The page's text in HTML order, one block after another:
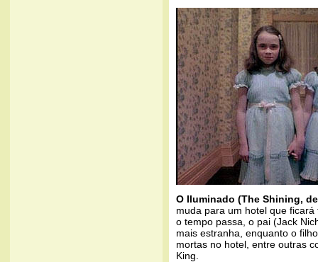
O Iluminado (The Shining,
muda para um hotel que
o tempo passa, o pai (Jack
mais estranha, enquanto o
mortas no hotel, entre outras
King.